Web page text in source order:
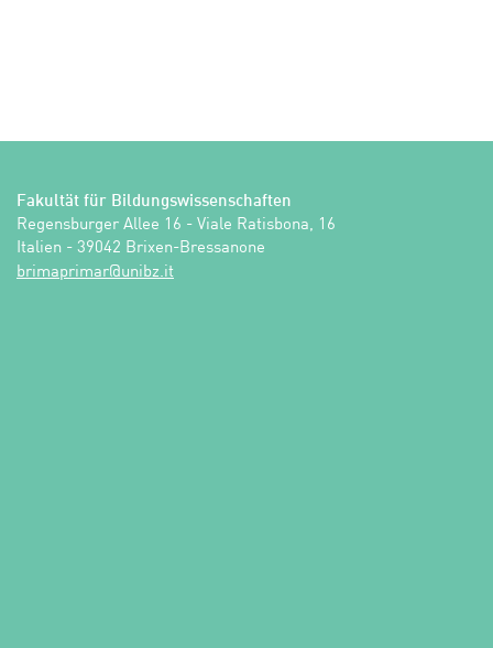
Fakultät für Bildungswissenschaften
Regensburger Allee 16 - Viale Ratisbona, 16
Italien - 39042 Brixen-Bressanone
ti.zbinu@ramirpamirb